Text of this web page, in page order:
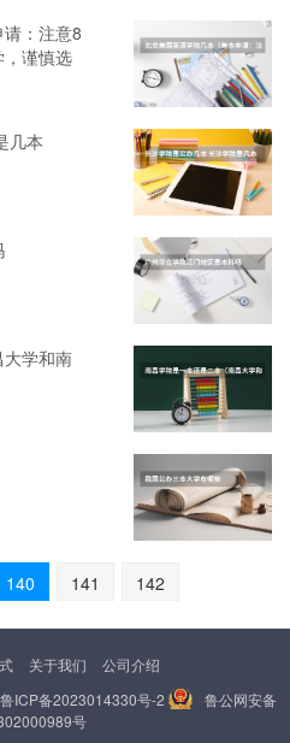
：注意8
谨慎选
几本
学和南
140 141 142
关于我们
公司介绍
鲁ICP备2023014330号-2
鲁公网安备
号